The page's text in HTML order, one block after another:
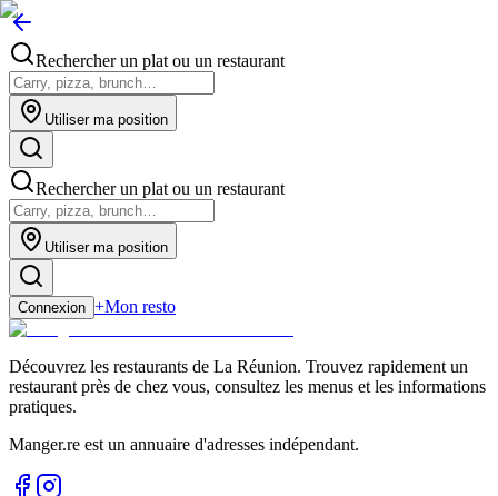
Rechercher un plat ou un restaurant
Utiliser ma position
Rechercher un plat ou un restaurant
Utiliser ma position
Connexion +Mon resto
Découvrez les restaurants de La Réunion. Trouvez rapidement un
restaurant près de chez vous, consultez les menus et les informations
pratiques.
Manger.re est un annuaire d'adresses indépendant.